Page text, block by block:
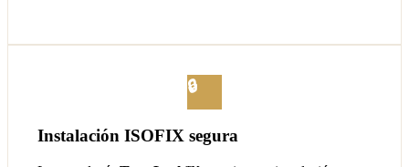
🔒
Instalación ISOFIX segura